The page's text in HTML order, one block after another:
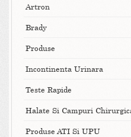
Artron
Brady
Produse
Incontinenta Urinara
Teste Rapide
Halate Si Campuri
Produse ATI Si UPU